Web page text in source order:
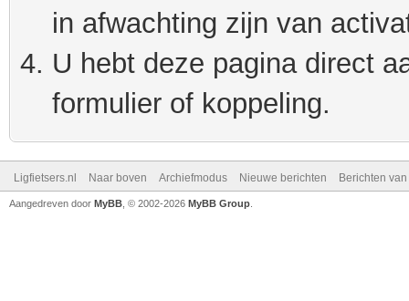
in afwachting zijn van
U hebt deze pagina direct
formulier of koppeling.
Ligfietsers.nl Naar boven Archiefmodus Nieuwe berichten Berichten
Aangedreven door MyBB , © 2002-2026 MyBB Group